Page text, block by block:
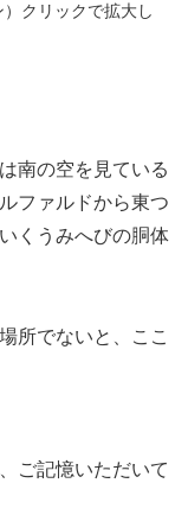
）クリックで拡大し
南の空を見ている
ファルドから東つ
くうみへびの胴体
所でないと、ここ
ご記憶いただいて